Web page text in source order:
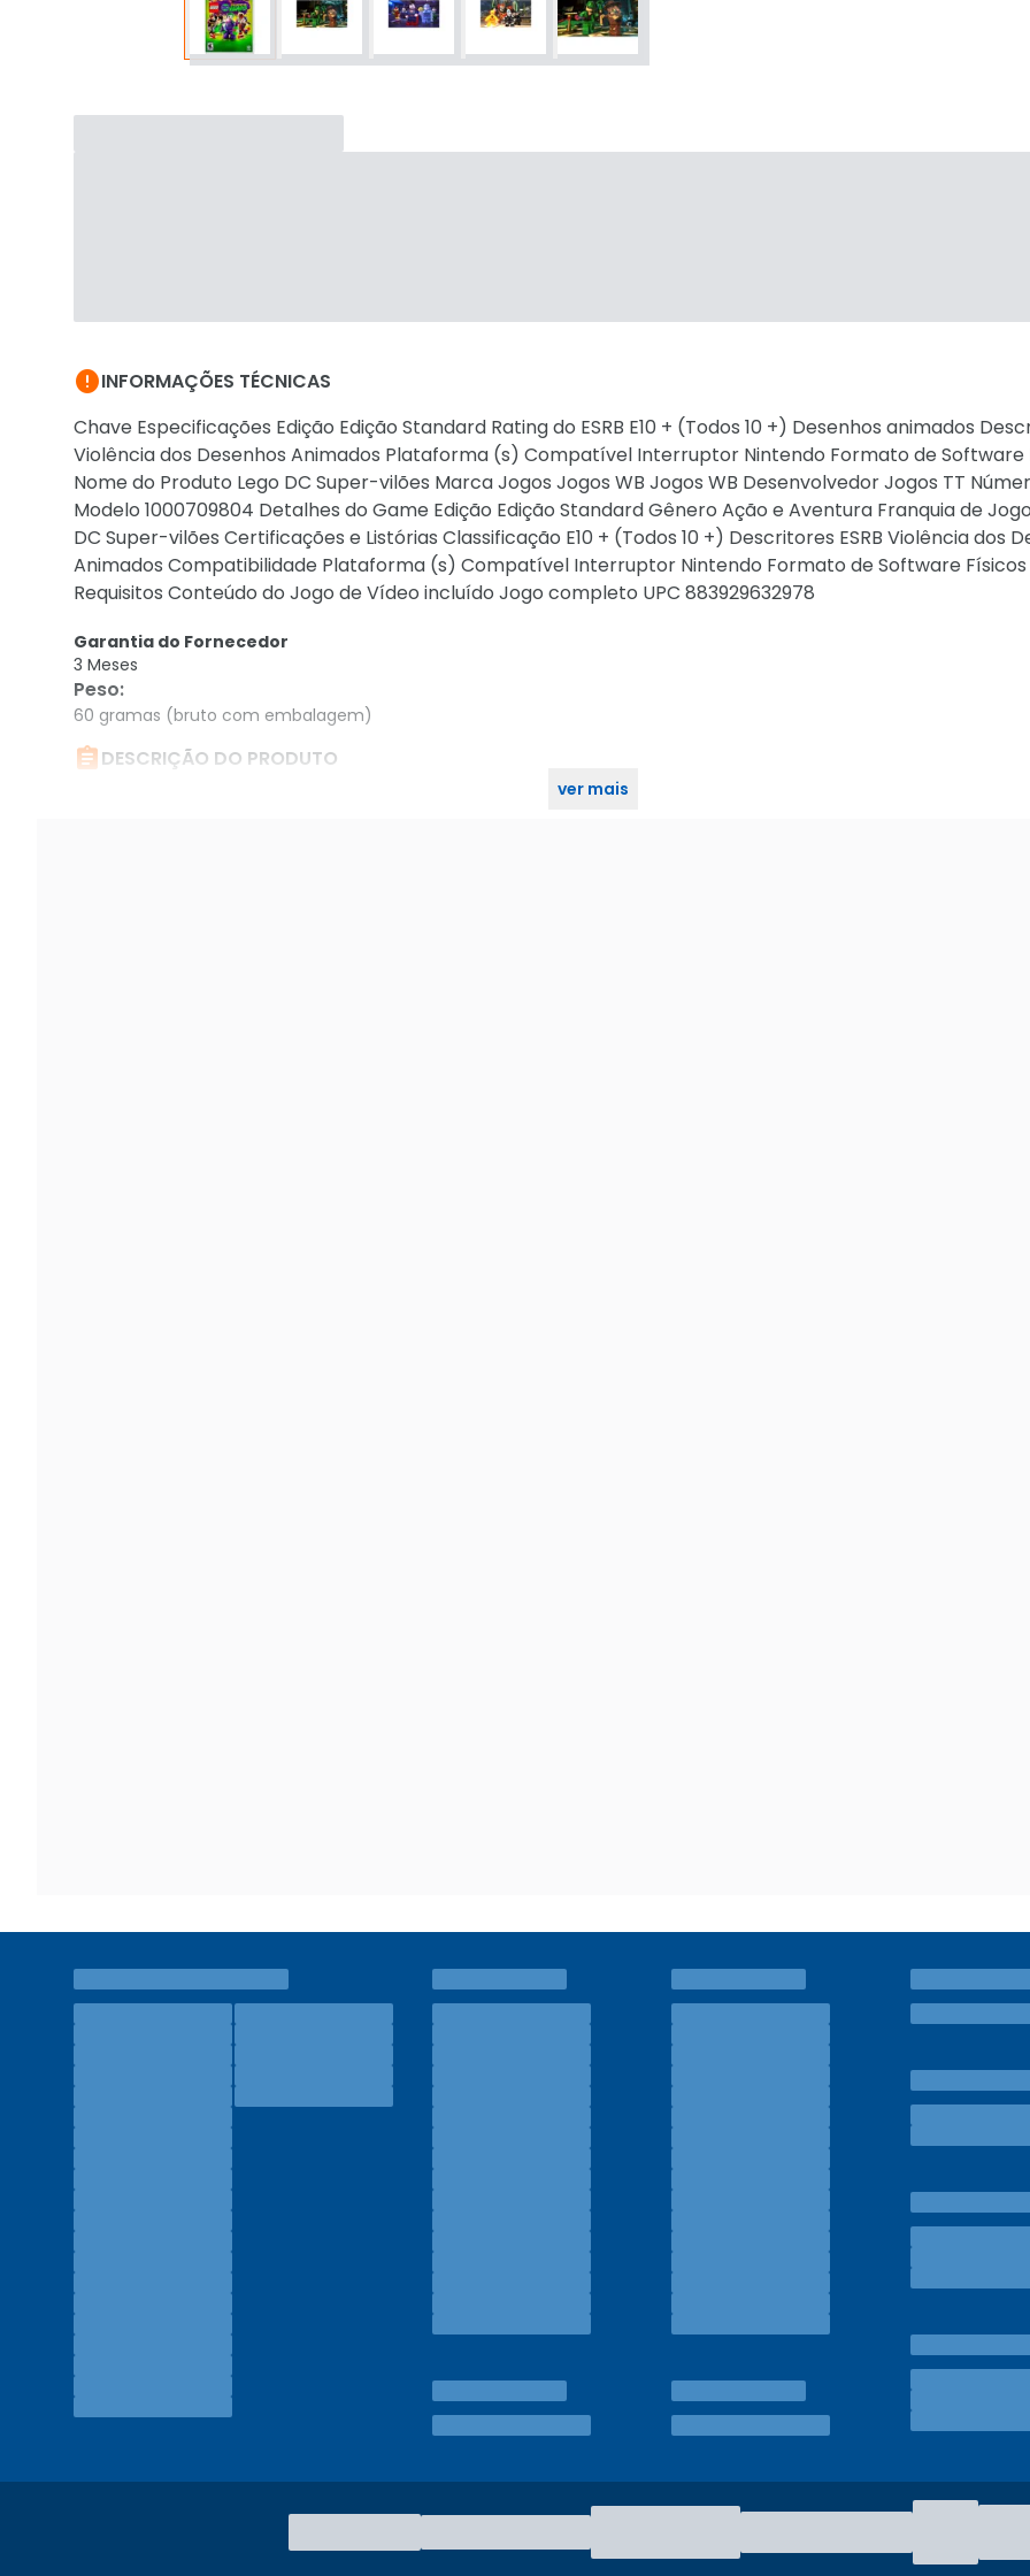
INFORMAÇÕES TÉCNICAS
Chave Especificações Edição Edição Standard Rating do ESRB E10 + (Todos 10 +) Desenhos animados
Violência dos Desenhos Animados Plataforma (s) Compatível Interruptor Nintendo Formato de Software
Nome do Produto Lego DC Super-vilões Marca Jogos Jogos WB Jogos WB Desenvolvedor Jogos TT
Modelo 1000709804 Detalhes do Game Edição Edição Standard Gênero Ação e Aventura Franquia de
DC Super-vilões Certificações e Listórias Classificação E10 + (Todos 10 +) Descritores ESRB Violência dos
Animados Compatibilidade Plataforma (s) Compatível Interruptor Nintendo Formato de Software Físicos
Requisitos Conteúdo do Jogo de Vídeo incluído Jogo completo UPC 883929632978
Garantia do Fornecedor
3 Meses
Peso:
60 gramas (bruto com embalagem)
DESCRIÇÃO DO PRODUTO
ver mais